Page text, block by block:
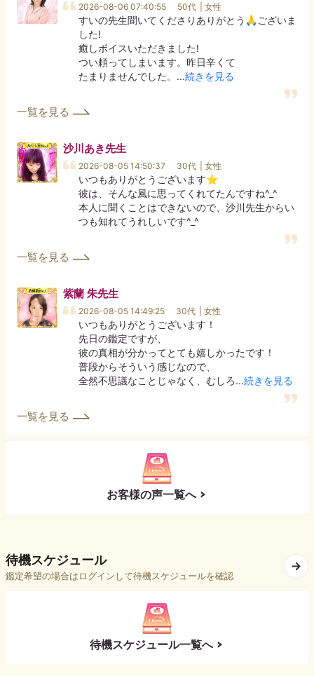
2026-08-06 07:40:55 50代 | 女性
すいの先生聞いてくださりありがとう🙏ございま
した!
癒しボイスいただきました!
つい頼ってしまいます。昨日辛くて
たまりませんでした。 ...続きを見る
一覧を見る
沙川あき先生
2026-08-05 14:50:37 30代 | 女性
いつもありがとうございます⭐︎
彼は、そんな風に思ってくれてたんですね^_^
本人に聞くことはできないので、沙川先生からい
つも知れてうれしいです^_^
一覧を見る
紫蘭 朱先生
2026-08-05 14:49:25 30代 | 女性
いつもありがとうございます！
先日の鑑定ですが、
彼の真相が分かってとても嬉しかったです！
普段からそういう感じなので、
全然不思議なことじゃなく、むしろ...続きを見る
一覧を見る
お客様の声一覧へ
待機スケジュール
鑑定希望の場合はログインして待機スケジュールを確認
待機スケジュール一覧へ